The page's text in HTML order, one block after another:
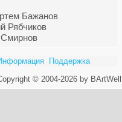
Бажанов
Рябчиков
Смирнов
Поддержка
© 2004-2026 by BArtWell